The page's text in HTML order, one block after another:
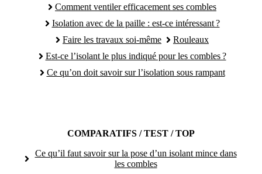
Comment ventiler efficacement ses combles
Isolation avec de la paille : est-ce intéressant ?
Faire les travaux soi-même
Rouleaux
Est-ce l’isolant le plus indiqué pour les combles ?
Ce qu’on doit savoir sur l’isolation sous rampant
COMPARATIFS / TEST / TOP
Ce qu’il faut savoir sur la pose d’un isolant mince dans
les combles